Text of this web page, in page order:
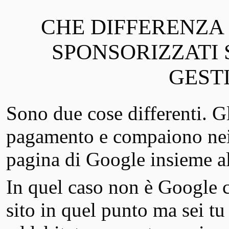
CHE
SPONSORIZZATI
Sono due cose differenti.
pagamento e compaiono
pagina di Google insieme
In quel caso non è Google
sito in quel punto ma sei